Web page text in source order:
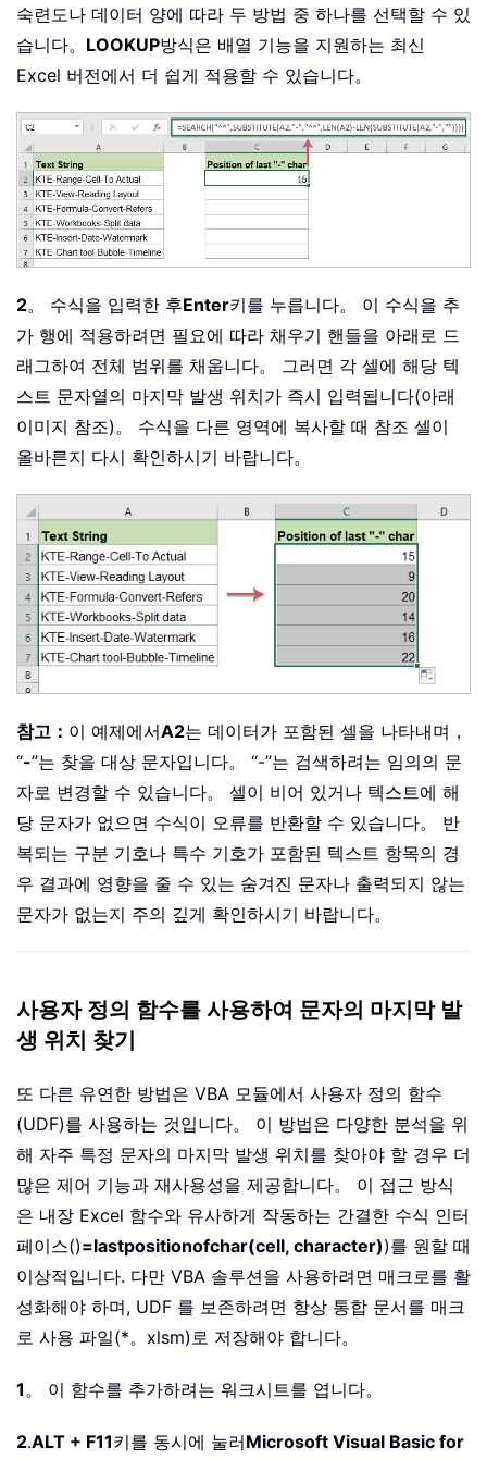
숙련도나 데이터 양에 따라 두 방법 중 하나를 선택할 수 있
습니다。 LOOKUP방식은 배열 기능을 지원하는 최신
Excel 버전에서 더 쉽게 적용할 수 있습니다。
2。 수식을 입력한 후Enter키를 누릅니다。 이 수식을 추
가 행에 적용하려면 필요에 따라 채우기 핸들을 아래로 드
래그하여 전체 범위를 채웁니다。 그러면 각 셀에 해당 텍
스트 문자열의 마지막 발생 위치가 즉시 입력됩니다(아래
이미지 참조)。 수식을 다른 영역에 복사할 때 참조 셀이
올바른지 다시 확인하시기 바랍니다。
참고： 이 예제에서A2는 데이터가 포함된 셀을 나타내며，
“-”는 찾을 대상 문자입니다。 “-”는 검색하려는 임의의 문
자로 변경할 수 있습니다。 셀이 비어 있거나 텍스트에 해
당 문자가 없으면 수식이 오류를 반환할 수 있습니다。 반
복되는 구분 기호나 특수 기호가 포함된 텍스트 항목의 경
우 결과에 영향을 줄 수 있는 숨겨진 문자나 출력되지 않는
문자가 없는지 주의 깊게 확인하시기 바랍니다。
사용자 정의 함수를 사용하여 문자의 마지막 발
생 위치 찾기
또 다른 유연한 방법은 VBA 모듈에서 사용자 정의 함수
(UDF)를 사용하는 것입니다。 이 방법은 다양한 분석을 위
해 자주 특정 문자의 마지막 발생 위치를 찾아야 할 경우 더
많은 제어 기능과 재사용성을 제공합니다。 이 접근 방식
은 내장 Excel 함수와 유사하게 작동하는 간결한 수식 인터
페이스()=lastpositionofchar(cell, character))를 원할 때
이상적입니다. 다만 VBA 솔루션을 사용하려면 매크로를 활
성화해야 하며, UDF 를 보존하려면 항상 통합 문서를 매크
로 사용 파일(*。xlsm)로 저장해야 합니다。
1 。 이 함수를 추가하려는 워크시트를 엽니다。
2.ALT + F11키를 동시에 눌러Microsoft Visual Basic for